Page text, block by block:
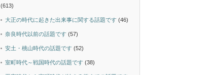
(613)
大正の時代に起きた出来事に関する話題です (46)
奈良時代以前の話題です (57)
安土・桃山時代の話題です (52)
室町時代～戦国時代の話題です (38)